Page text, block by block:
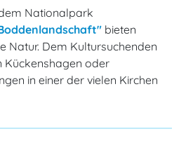
Nationalpark
bieten
Natur. Dem Kultursuchenden
Kückenshagen oder
in einer der vielen Kirchen